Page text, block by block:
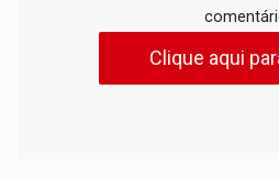
Clique aqui